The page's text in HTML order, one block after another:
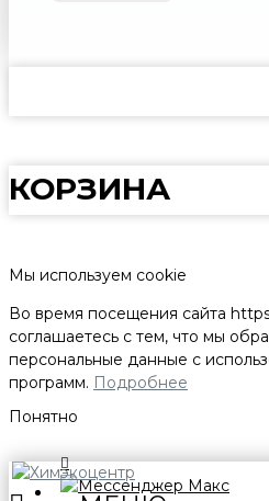
КОРЗИНА
Мы используем cookie
Во время посещения сайта
соглашаетесь с тем, что мы
персональные данные с
программ. Подробнее
Понятно